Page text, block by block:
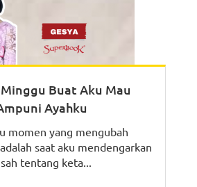
Buat Aku Mau
Ayahku
momen yang mengubah
saat aku mendengarkan
tentang keta...